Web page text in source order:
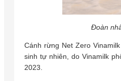
Đoàn
Cánh rừng Net Zero
sinh tự nhiên, do Vinamilk
2023.